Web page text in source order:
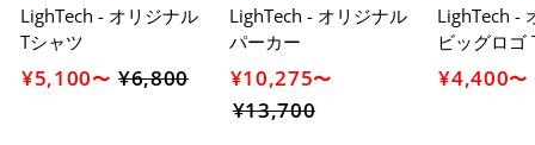
LighTech - オリジナル
Tシャツ
¥5,100〜 ¥6,800セ
LighTech - オリジナル
パーカー
¥10,275〜
¥13,700セ
LighTech -
ビッグロゴ
¥4,400〜